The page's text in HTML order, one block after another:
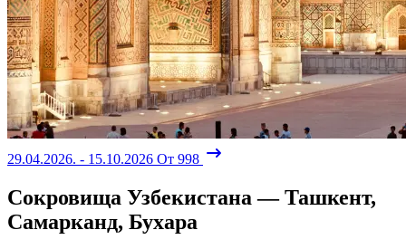
29.04.2026. - 15.10.2026 От 998
Сокровища Узбекистана — Ташкент,
Самарканд, Бухара